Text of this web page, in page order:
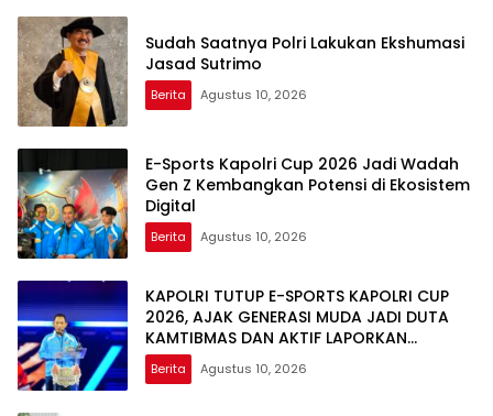
Sudah Saatnya Polri Lakukan Ekshumasi
Jasad Sutrimo
Berita Agustus 10, 2026
E-Sports Kapolri Cup 2026 Jadi Wadah
Gen Z Kembangkan Potensi di Ekosistem
Digital
Berita Agustus 10, 2026
KAPOLRI TUTUP E-SPORTS KAPOLRI CUP
2026, AJAK GENERASI MUDA JADI DUTA
KAMTIBMAS DAN AKTIF LAPORKAN
GANGGUAN KE 110
Berita Agustus 10, 2026